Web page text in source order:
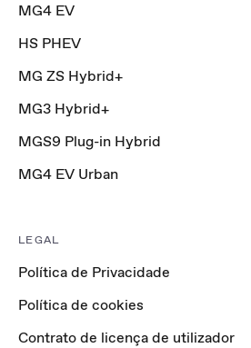
MG4 EV
HS PHEV
MG ZS Hybrid+
MG3 Hybrid+
MGS9 Plug-in Hybrid
MG4 EV Urban
LEGAL
Política de Privacidade
Política de cookies
Contrato de licença de utilizador